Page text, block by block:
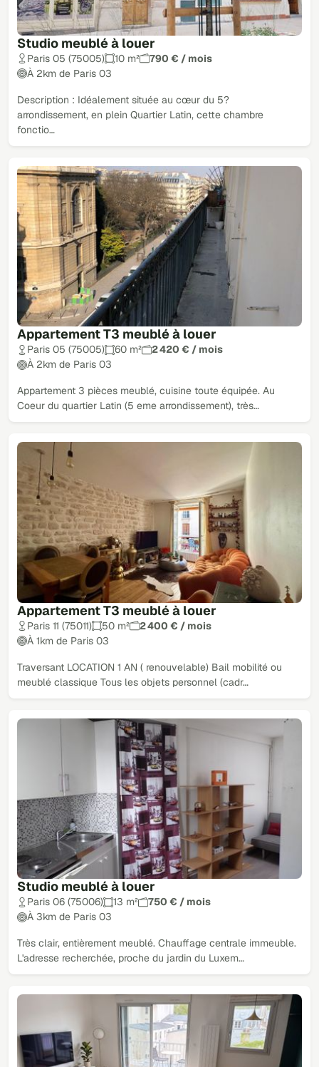
Studio meublé à louer
Paris 05 (75005) 10 m²
790 € / mois
À 2km de Paris 03
Description : Idéalement située au cœur du 5?
arrondissement, en plein Quartier Latin, cette chambre
fonctio…
Appartement T3 meublé à louer
Paris 05 (75005) 60 m²
2 420 € / mois
À 2km de Paris 03
Appartement 3 pièces meublé, cuisine toute équipée. Au
Coeur du quartier Latin (5 eme arrondissement), très…
Appartement T3 meublé à louer
Paris 11 (75011) 50 m²
2 400 € / mois
À 1km de Paris 03
Traversant LOCATION 1 AN ( renouvelable) Bail mobilité ou
meublé classique Tous les objets personnel (cadr…
Studio meublé à louer
Paris 06 (75006) 13 m²
750 € / mois
À 3km de Paris 03
Très clair, entièrement meublé. Chauffage centrale immeuble.
L'adresse recherchée, proche du jardin du Luxem…